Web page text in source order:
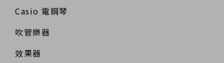
Casio 電鋼琴
吹管樂器
效果器